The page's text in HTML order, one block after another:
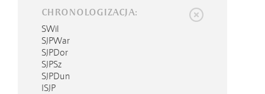
CHRONOLOGIZACJA:
SWil
SJPWar
SJPDor
SJPSz
SJPDun
ISJP